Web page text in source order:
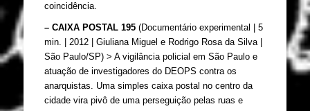
coincidência.
– CAIXA POSTAL 195 (Documentário experimental | 5
min. | 2012 | Giuliana Miguel e Rodrigo Rosa da Silva |
São Paulo/SP) > A vigilância policial em São Paulo e
atuação de investigadores do DEOPS contra os
anarquistas. Uma simples caixa postal no centro da
cidade vira pivô de uma perseguição pelas ruas e